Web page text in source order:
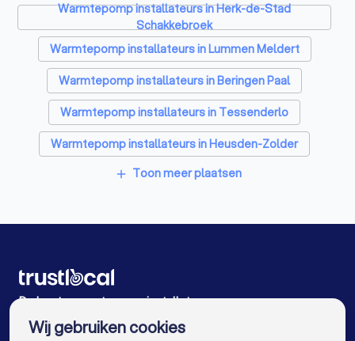
Zonwering specialisten in Herk-de-Stad
Schrijnwerkers in Herk-de-Stad
Badkamer installateurs in Herk-de-Stad
Glashandels in Herk-de-Stad
EPC-keurders in Herk-de-Stad
Klusjesmannen in Herk-de-Stad
Warmtepomp installateurs in Herk-de-Stad
Schakkebroek
Warmtepomp installateurs in Lummen Meldert
Warmtepomp installateurs in Beringen Paal
Warmtepomp installateurs in Tessenderlo
Warmtepomp installateurs in Heusden-Zolder
Warmtepomp installateurs in Aarschot
Warmtepomp installateurs in Alken
Warmtepomp installateurs in Zonhoven
Warmtepomp installateurs in Antwerpen
add Toon meer plaatsen
De beste warmtepomp installateurs voor u
Wij gebruiken cookies